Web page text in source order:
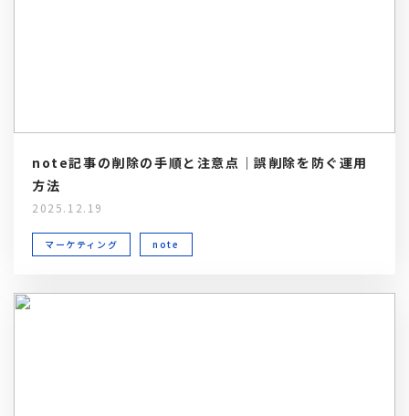
note記事の削除の手順と注意点｜誤削除を防ぐ運用
方法
2025.12.19
マーケティング note